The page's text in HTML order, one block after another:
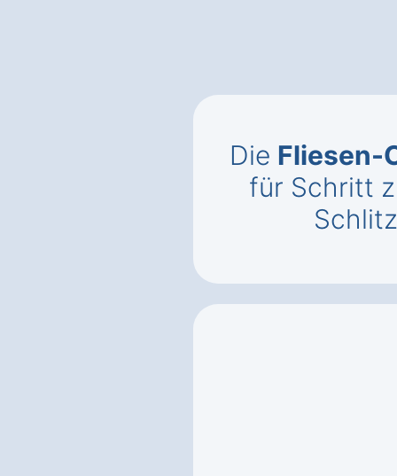
Die Fliesen-
für Schritt